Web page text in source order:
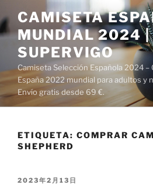
al
contenido
CAMISETA
MUNDIAL 2024 |
SUPERVIGO
Camiseta Selección Española 2024
España 2022 mundial para adultos y
Envío gratis desde 69 €.
ETIQUETA: COMPRAR
SHEPHERD
PUBLICADO
2023年2月13日